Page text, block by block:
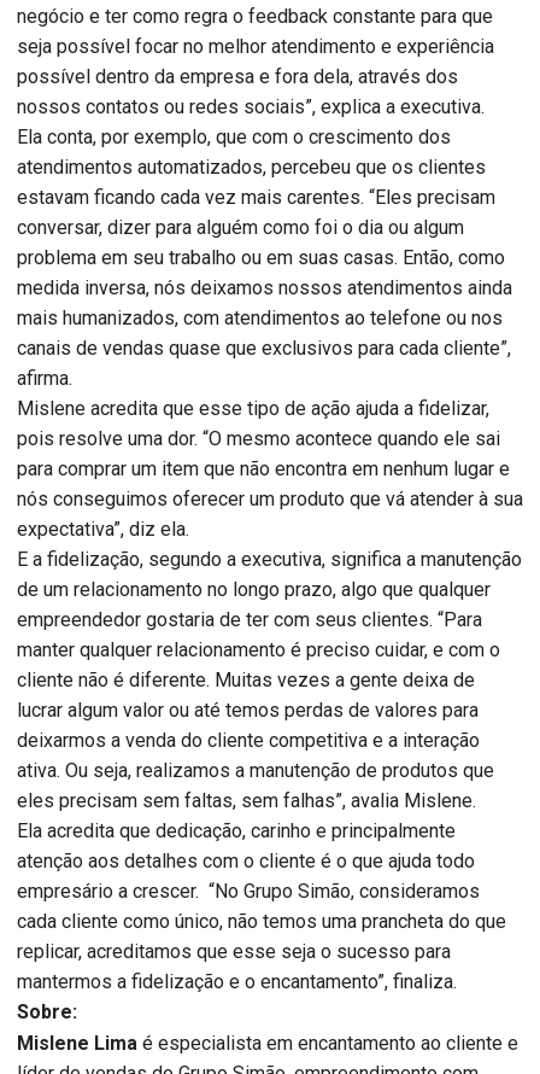
negócio e ter como regra o feedback constante para que
seja possível focar no melhor atendimento e experiência
possível dentro da empresa e fora dela, através dos
nossos contatos ou redes sociais”, explica a executiva.
Ela conta, por exemplo, que com o crescimento dos
atendimentos automatizados, percebeu que os clientes
estavam ficando cada vez mais carentes. “Eles precisam
conversar, dizer para alguém como foi o dia ou algum
problema em seu trabalho ou em suas casas. Então, como
medida inversa, nós deixamos nossos atendimentos ainda
mais humanizados, com atendimentos ao telefone ou nos
canais de vendas quase que exclusivos para cada cliente”,
afirma.
Mislene acredita que esse tipo de ação ajuda a fidelizar,
pois resolve uma dor. “O mesmo acontece quando ele sai
para comprar um item que não encontra em nenhum lugar e
nós conseguimos oferecer um produto que vá atender à sua
expectativa”, diz ela.
E a fidelização, segundo a executiva, significa a manutenção
de um relacionamento no longo prazo, algo que qualquer
empreendedor gostaria de ter com seus clientes. “Para
manter qualquer relacionamento é preciso cuidar, e com o
cliente não é diferente. Muitas vezes a gente deixa de
lucrar algum valor ou até temos perdas de valores para
deixarmos a venda do cliente competitiva e a interação
ativa. Ou seja, realizamos a manutenção de produtos que
eles precisam sem faltas, sem falhas”, avalia Mislene.
Ela acredita que dedicação, carinho e principalmente
atenção aos detalhes com o cliente é o que ajuda todo
empresário a crescer. “No Grupo Simão, consideramos
cada cliente como único, não temos uma prancheta do que
replicar, acreditamos que esse seja o sucesso para
mantermos a fidelização e o encantamento”, finaliza.
Sobre:
Mislene Lima é especialista em encantamento ao cliente e